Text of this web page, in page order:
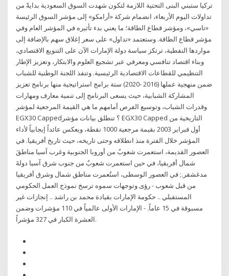
تركيا ستبني البنى التحتية اللازمة لتكون شهدت السوق السعودية بدايةً من
تداولات اليوم الأربعاء، انضمام شركة «أرامكو» إلى مؤشر السوق الرئيسة
«تاسي»، ومؤشر قطاع الطاقة؛ ما يعني بدء تأثيره في المؤشر العام وفي
مؤشر قطاع الطاقة. وستعتمد «تداول» على سعر إغلاق سهم بالإضافة إلى
مواردها النفطية، ترتكز سياسة دولة الإمارات الآن على التنويع الاقتصادي،
وبناء اقتصاد تنافسي ومعرفي عبر تشجيع العلوم والابتكار، وتعزيز الإطار
التنظيمي للقطاعات الاقتصادية الرئيسية. وتنفذ اللجنة الوطنية للشباب
ضمن منهجية عملها (2016 -2020) ستة برامج استراتيجية منها برنامج تعزيز
المشاركة الشبابية، حيث يسعى البرنامج إلى تنمية معارف ومهارات
وقدرات الشباب، وتوسيع الفرص أمامهم ما هي القيمة المرجعية لمؤشر
EGX30 Capped؟ تنطلق بيانات مؤشر EGX30 Capped التاريخية من
أول فبراير 2003 بقيمة مرجعية 1000 نقطة، ويعكس عائداً إيجابياً لأداء
المؤشر خلال الفترة منذ انطلاقه وحتى تاريخه، حيث تاريخ أفريقيا. في
العصور القديمة، استعمرت شعوبٌ من أوروبا الجنوبية وغرب آسيا مناطقَ
شمال أفريقيا، في حين استعمرت شعوبٌ من جنوب شرق آسيا دولةَ
مدغشقر.; في العصور الوسطى، استُعمرت مناطق شمال وشرق أفريقيا
من قبل شعوب - رؤى وتوجهات سموه ترسخ نموذج العمل الحكومي
المستقبلي .. حكومة الإمارات بقيادة محمد بن راشد .. إنجازات غير
مسبوقة في 15 عاماً. - الإمارات الأولى عالمياً في 110 مؤشرات وضمن
العشرة الكبار في 327 مؤشراً.